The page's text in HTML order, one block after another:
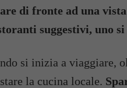
di fronte ad una
suggestivi, uno
si inizia a viaggiare,
la cucina locale.